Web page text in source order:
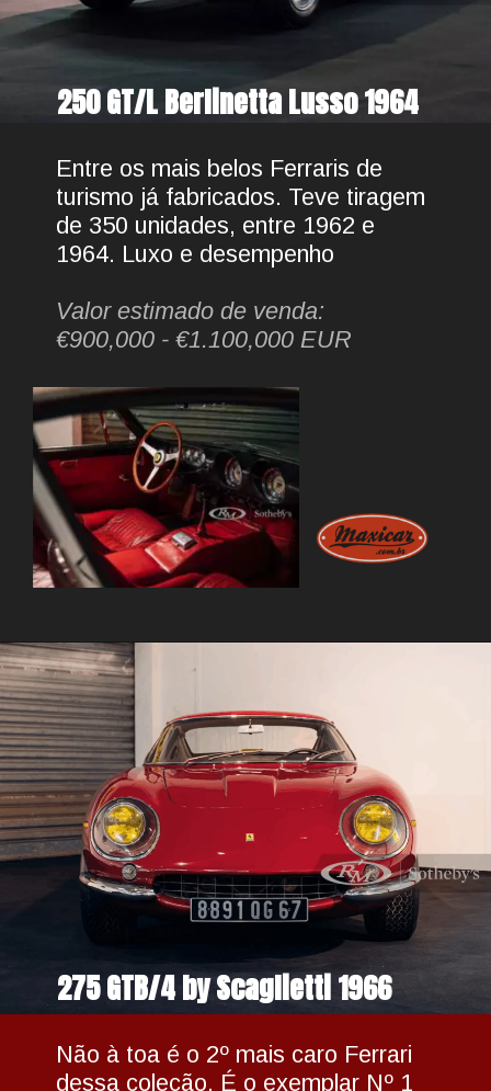
Entre os mais belos Ferraris de
turismo já fabricados. Teve tiragem
de 350 unidades, entre 1962 e
1964. Luxo e desempenho
Valor estimado de venda:
€900,000 - €1.100,000 EUR
250 GT/L Berlinetta Lusso 1964
Não à toa é o 2º mais caro Ferrari
dessa coleção. É o exemplar Nº 1
275 GTB/4 by Scaglietti 1966